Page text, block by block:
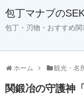
包丁マナブの
包丁・刃物・おすすめ関
ホーム 観光・名
関鍛冶の守護神